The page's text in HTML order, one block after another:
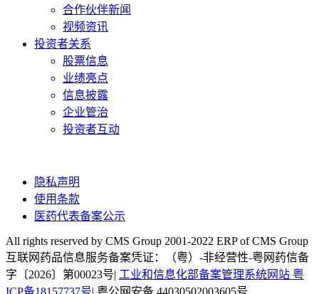
合作伙伴新闻
视频资讯
投资者关系
股票信息
业绩亮点
信息披露
企业管治
投资者互动
隐私声明
使用条款
医药代表备案公示
All rights reserved by CMS Group 2001-2022 ERP of CMS Group
互联网药品信息服务备案凭证：（粤）-非经营性-粤网药信备
字〔2026〕第00023号| 工业和信息化部备案管理系统网站 粤
ICP备18157737号| 粤公网安备 44030502003605号